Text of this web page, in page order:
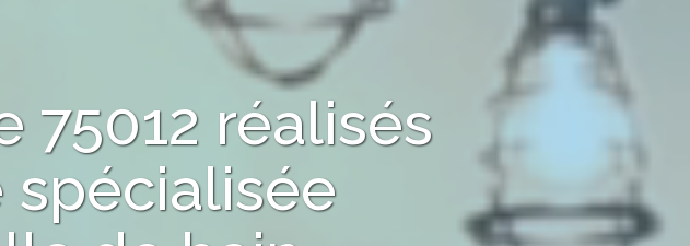
75012 réalisés
spécialisée